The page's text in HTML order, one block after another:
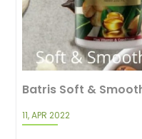
Batris Soft &
11, APR 2022